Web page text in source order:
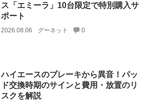
ス「エミーラ」10台限定で特別購入サ
ポート
2026.08.06 グーネット 0
ハイエースのブレーキから異音！パッ
ド交換時期のサインと費用・放置のリ
スクを解説